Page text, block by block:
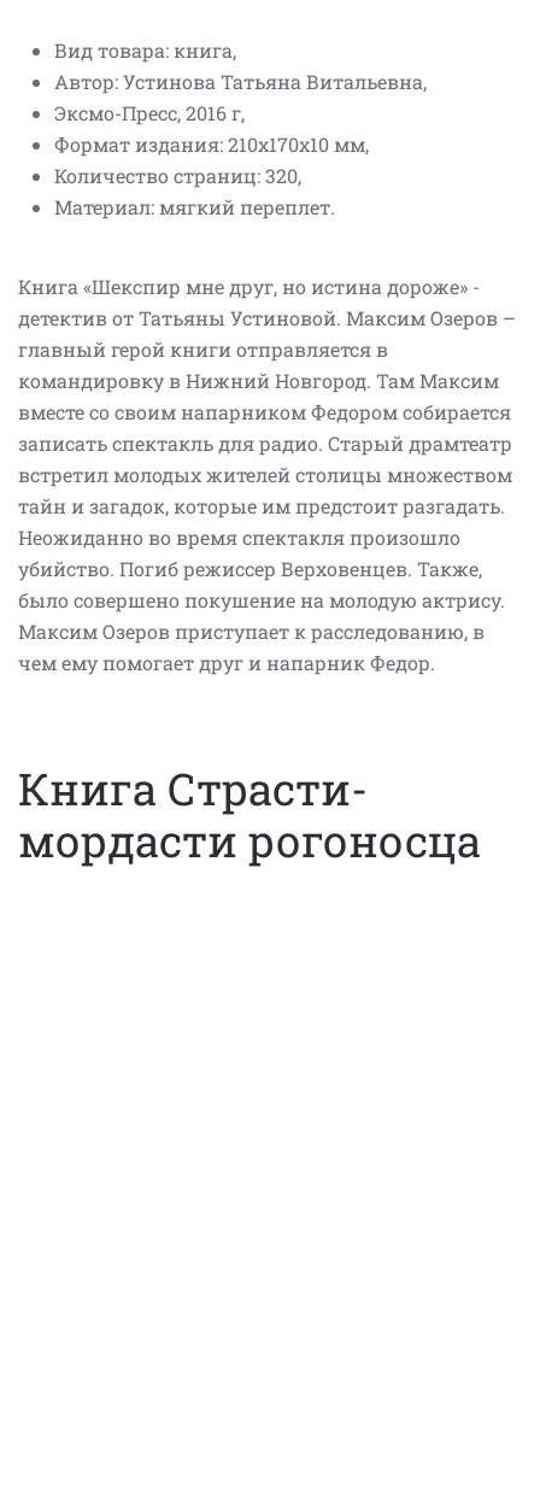
Вид товара: книга,
Автор: Устинова Татьяна Витальевна,
Эксмо-Пресс, 2016 г,
Формат издания: 210x170x10 мм,
Количество страниц: 320,
Материал: мягкий переплет.
Книга «Шекспир мне друг, но истина дороже» -
детектив от Татьяны Устиновой. Максим Озеров –
главный герой книги отправляется в
командировку в Нижний Новгород. Там Максим
вместе со своим напарником Федором собирается
записать спектакль для радио. Старый драмтеатр
встретил молодых жителей столицы множеством
тайн и загадок, которые им предстоит разгадать.
Неожиданно во время спектакля произошло
убийство. Погиб режиссер Верховенцев. Также,
было совершено покушение на молодую актрису.
Максим Озеров приступает к расследованию, в
чем ему помогает друг и напарник Федор.
Книга Страсти-
мордасти рогоносца